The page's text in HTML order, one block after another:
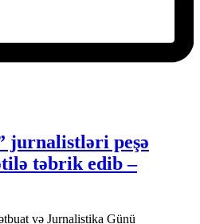
jurnalistləri peşə
təbrik edib –
və Jurnalistika Günü